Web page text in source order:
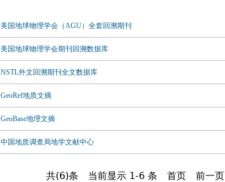
美国地球物理学会（AGU）全套回溯期刊
美国地球物理学会期刊回溯数据库
NSTL外文回溯期刊全文数据库
GeoRef地质文摘
GeoBase地理文摘
中国地质调查局地学文献中心
共(6)条 当前显示 1-6 条 首页 前一页